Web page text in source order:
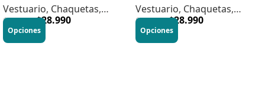
Vestuario, Chaquetas,
Hombre
$69.990 $28.990
Opciones
Vestuario, Chaquetas,
Hombre
$69.990 $28.990
Opciones